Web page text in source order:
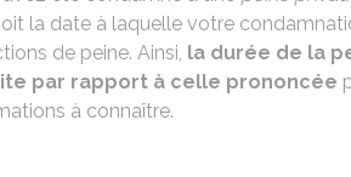
la date à laquelle votre
de peine. Ainsi, la durée de la
par rapport à celle prononcée
à connaître.